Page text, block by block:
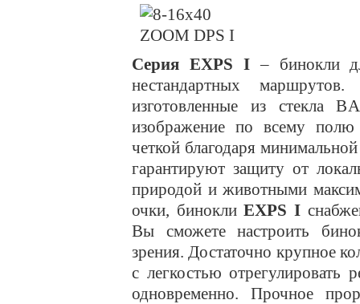
Серия EXPS I– бинокли
нестандартных
изготовленные из стекла
изображение по всему полю
четкой благодаря
гарантируют защиту от
природой и животными
очки, биноклиEXPS I
Вы сможете настроить
зрения. Достаточно крупное
с легкостью отрегулировать
одновременно. Прочное